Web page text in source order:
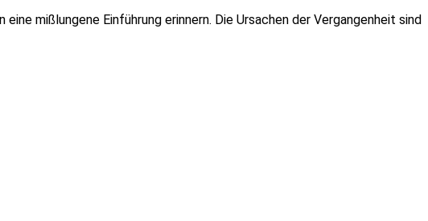
mißlungene Einführung erinnern. Die Ursachen der Vergangenheit sind